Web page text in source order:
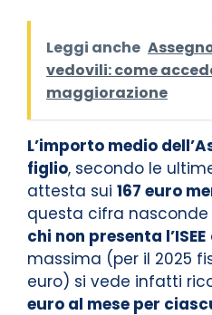
Leggi anche
vedovili: come
maggiorazione
L’importo medio
figlio, secondo le
attesta sui 167 euro
questa cifra
chi non presenta l’ISEE
massima (per il 2025
euro) si vede infatti
euro al mese per